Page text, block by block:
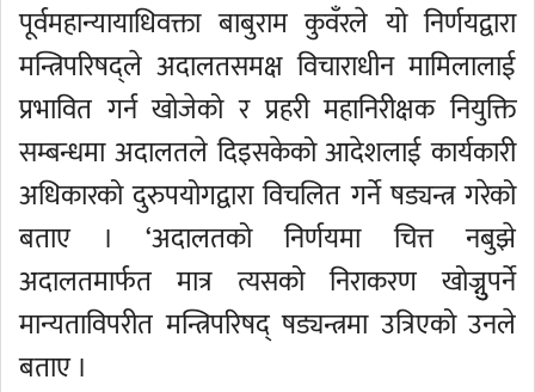
पूर्वमहान्यायाधिवक्ता बाबुराम कुवँरले यो निर्णयद्वारा
मन्त्रिपरिषद्ले अदालतसमक्ष विचाराधीन मामिलालाई
प्रभावित गर्न खोजेको र प्रहरी महानिरीक्षक नियुक्ति
सम्बन्धमा अदालतले दिइसकेको आदेशलाई कार्यकारी
अधिकारको दुरुपयोगद्वारा विचलित गर्ने षड्यन्त्र गरेको
बताए । ‘अदालतको निर्णयमा चित्त नबुझे
अदालतमार्फत मात्र त्यसको निराकरण खोज्नुुपर्ने
मान्यताविपरीत मन्त्रिपरिषद् षड्यन्त्रमा उत्रिएको उनले
बताए ।